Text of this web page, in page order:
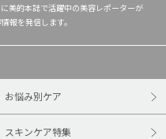
美的本誌で活躍中の美容レポーターが
報を発信します。
お悩み別ケア
スキンケア特集